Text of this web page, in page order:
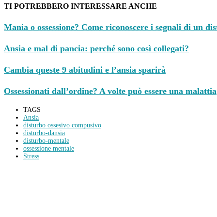
TI POTREBBERO INTERESSARE ANCHE
Mania o ossessione? Come riconoscere i segnali di un
Ansia e mal di pancia: perché sono così collegati?
Cambia queste 9 abitudini e l’ansia sparirà
Ossessionati dall’ordine? A volte può essere una malattia
TAGS
Ansia
disturbo ossesivo compusivo
disturbo-dansia
disturbo-mentale
ossessione mentale
Stress